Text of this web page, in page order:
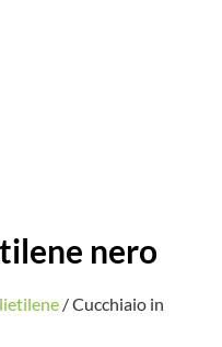
nero
/ Cucchiaio in